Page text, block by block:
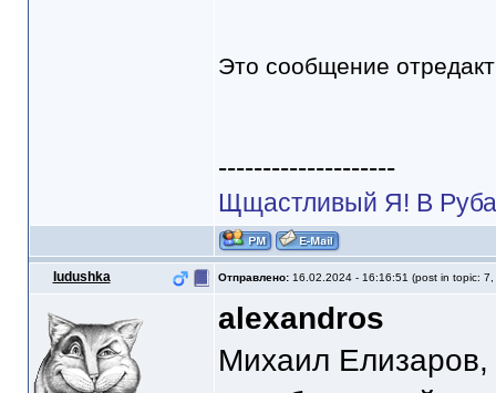
Это сообщение
--------------------
Щщастливый Я! В
Iudushka Отправлено: 16.02.2024 - 16:16:51 (post in topic: 7,
alexandros
Михаил Елизаров,